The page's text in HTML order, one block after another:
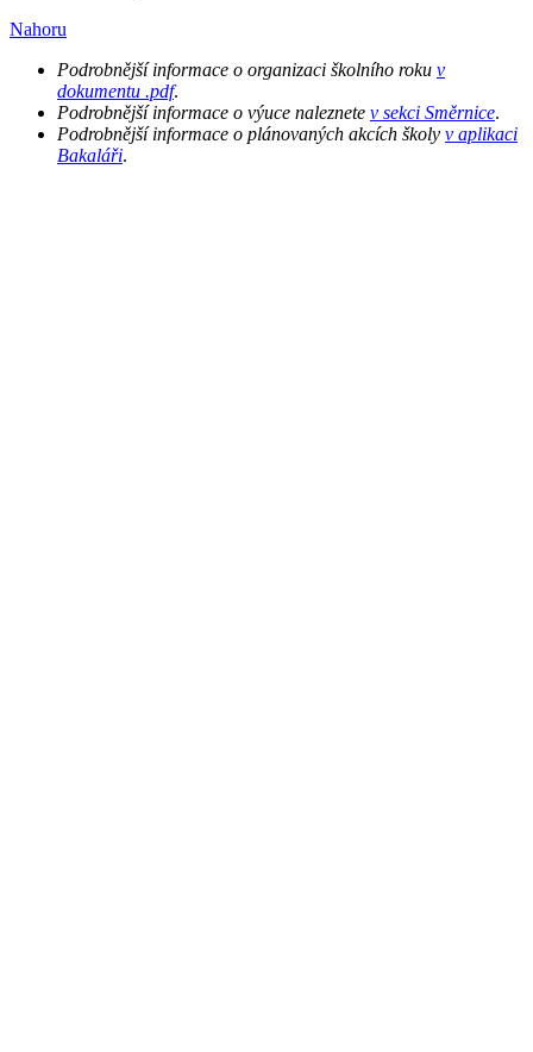
Nahoru
Podrobnější informace o organizaci školního roku v
dokumentu .pdf.
Podrobnější informace o výuce naleznete v sekci Směrnice.
Podrobnější informace o plánovaných akcích školy v aplikaci
Bakaláři.